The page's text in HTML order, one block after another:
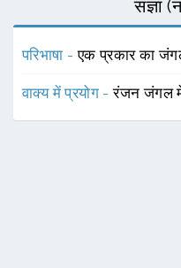
संज्ञा
परिभाषा -एक प्रकार का
वाक्य में प्रयोग -रंजन जंगल